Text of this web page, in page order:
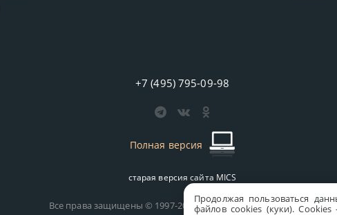
Продолжая пользоваться
файлов cookies (куки).
+7 (495) 795-09-98
Полная версия
старая версия сайта MICS
Все права защищены © 1997-2026 MICS Distribution Company